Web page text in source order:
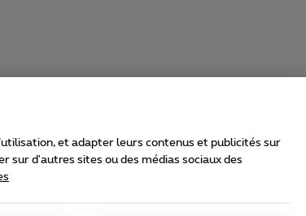
et adapter leurs contenus et publicités sur
sur d'autres sites ou des médias sociaux des